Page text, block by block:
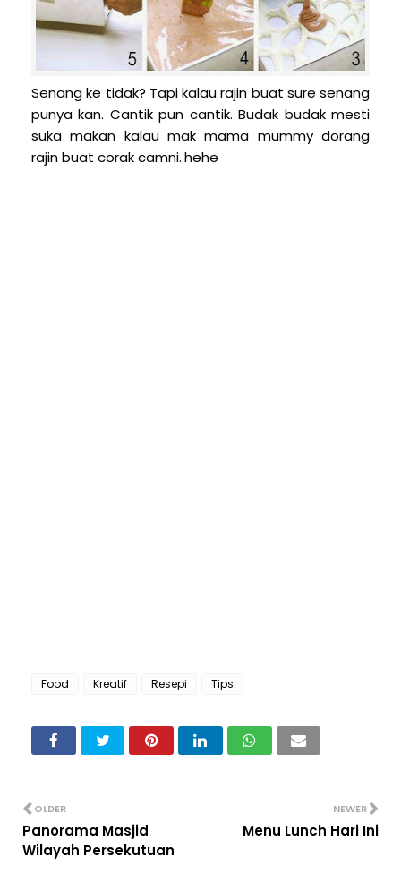
Senang ke tidak? Tapi kalau rajin buat sure senang
punya kan. Cantik pun cantik. Budak budak mesti
suka makan kalau mak mama mummy dorang
rajin buat corak camni..hehe
Food Kreatif Resepi Tips
NEWER
Menu Lunch Hari Ini
OLDER
Panorama Masjid
Wilayah Persekutuan